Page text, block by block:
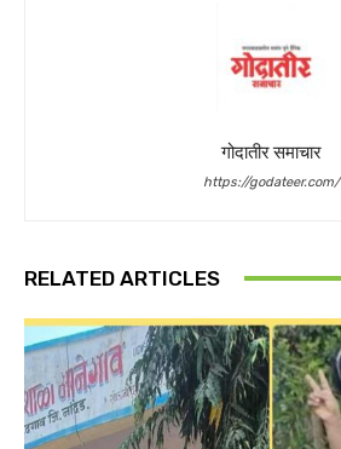
गोदातीर समाचार
https://godateer.com/
RELATED ARTICLES